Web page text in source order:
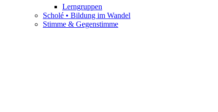
Lerngruppen
Scholé • Bildung im Wandel
Stimme & Gegenstimme